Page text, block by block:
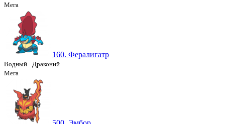
Мега
160. Фералигатр
Водный · Драконий
Мега